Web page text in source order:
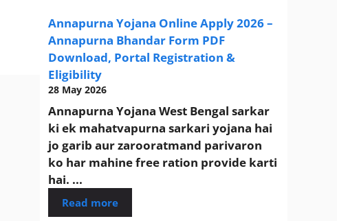
Annapurna Yojana Online Apply 2026 –
Annapurna Bhandar Form PDF
Download, Portal Registration &
Eligibility
28 May 2026
Annapurna Yojana West Bengal sarkar
ki ek mahatvapurna sarkari yojana hai
jo garib aur zarooratmand parivaron
ko har mahine free ration provide karti
hai. ...
Read more